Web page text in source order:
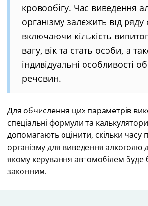
кровообігу. Час виведення
організму залежить від ряду
включаючи кількість
вагу, вік та стать особи, а
індивідуальні особливості
речовин.
Для обчислення цих параметрів
спеціальні формули та
допомагають оцінити, скільки часу
організму для виведення алкоголю
якому керування автомобілем буде
законним.